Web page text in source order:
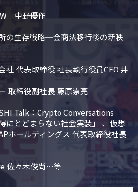
　中野優作
の生存戦略─金商法移行後の新秩
社 代表取締役 社長執行役員CEO 井
取締役副社長 藤原崇亮
Talk：Crypto Conversations
にとどまらない社会実装」 、仮想
ホールディングス 代表取締役社長
佐々木俊尚…等